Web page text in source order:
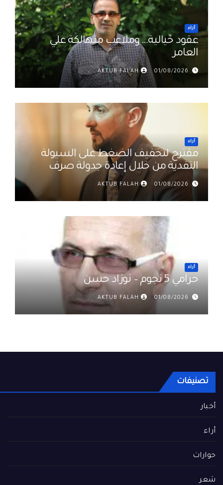
أراء
عقود خيالية… وملاعب متهالكة علي
العامر
01/08/2026
AKTUB FALAH
أراء
مقترح لتخفيف الضغط على السيولة
النقدية من خلال إعادة جدولة صرف
رواتب الموظفين في العراق د. عمر
حميد
01/08/2026
AKTUB FALAH
أراء
حرامي 5 نجوم – نوزاد حسن
01/08/2026
AKTUB FALAH
تصنيفات
أخبار
أراء
حوارات
شعر